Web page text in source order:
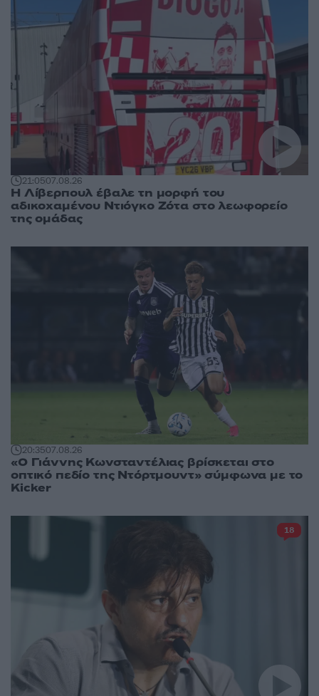
21:0507.08.26
Η Λίβερπουλ έβαλε τη μορφή του
αδικοχαμένου Ντιόγκο Ζότα στο λεωφορείο
της ομάδας
20:3507.08.26
«Ο Γιάννης Κωνσταντέλιας βρίσκεται στο
οπτικό πεδίο της Ντόρτμουντ» σύμφωνα με το
Kicker
18